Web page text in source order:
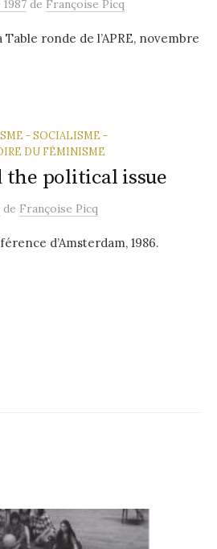
de Françoise Picq
ronde de l’APRE, novembre
- SOCIALISME -
DU FÉMINISME
the political issue
de Françoise Picq
d’Amsterdam, 1986.